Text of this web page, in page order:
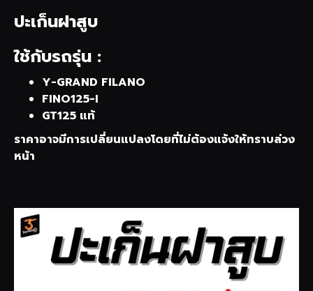
ปะเก็นฝาสูบ
ใช้กับรถรุ่น :
Y-GRAND FILANO
FINO125-I
GT125 แท้
ราคาอาจมีการเปลี่ยนแปลงโดยที่ไม่ต้องแจ้งให้ทราบล่วง
หน้า